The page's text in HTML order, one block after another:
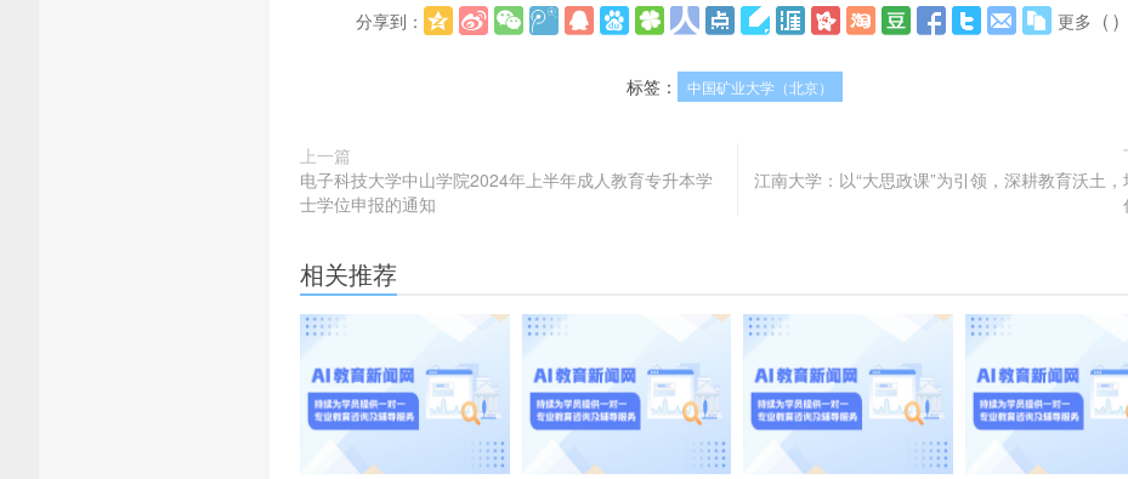
分享到： 更多 ( )
标签： 中国矿业大学（北京）
上一篇
电子科技大学中山学院2024年上半年成人教育专升本学
士学位申报的通知
江南大学：以“大思政课”为引领，深耕教育沃土
相关推荐